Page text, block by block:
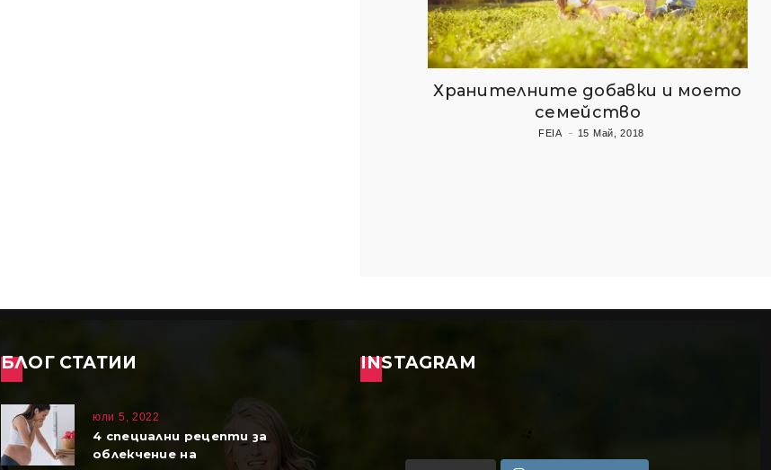
Хранителните добавки и моето
семейство
FEIA 15 Май, 2018
БЛОГ СТАТИИ
юли 5, 2022
4 специални рецепти за
облекчение на
INSTAGRAM